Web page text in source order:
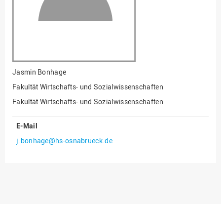
Finanzen
Gesellschaftliches
Hochschulplanung/-
strategie
Jasmin Bonhage
Fakultät Wirtschafts- und Sozialwissenschaften
Fakultät Wirtschafts- und Sozialwissenschaften
E-Mail
j.bonhage@hs-osnabrueck.de